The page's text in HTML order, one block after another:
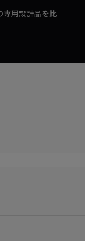
専用設計品を比